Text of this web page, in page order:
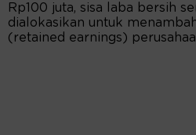
Rp100 juta, sisa laba bersih
dialokasikan untuk
(retained earnings)